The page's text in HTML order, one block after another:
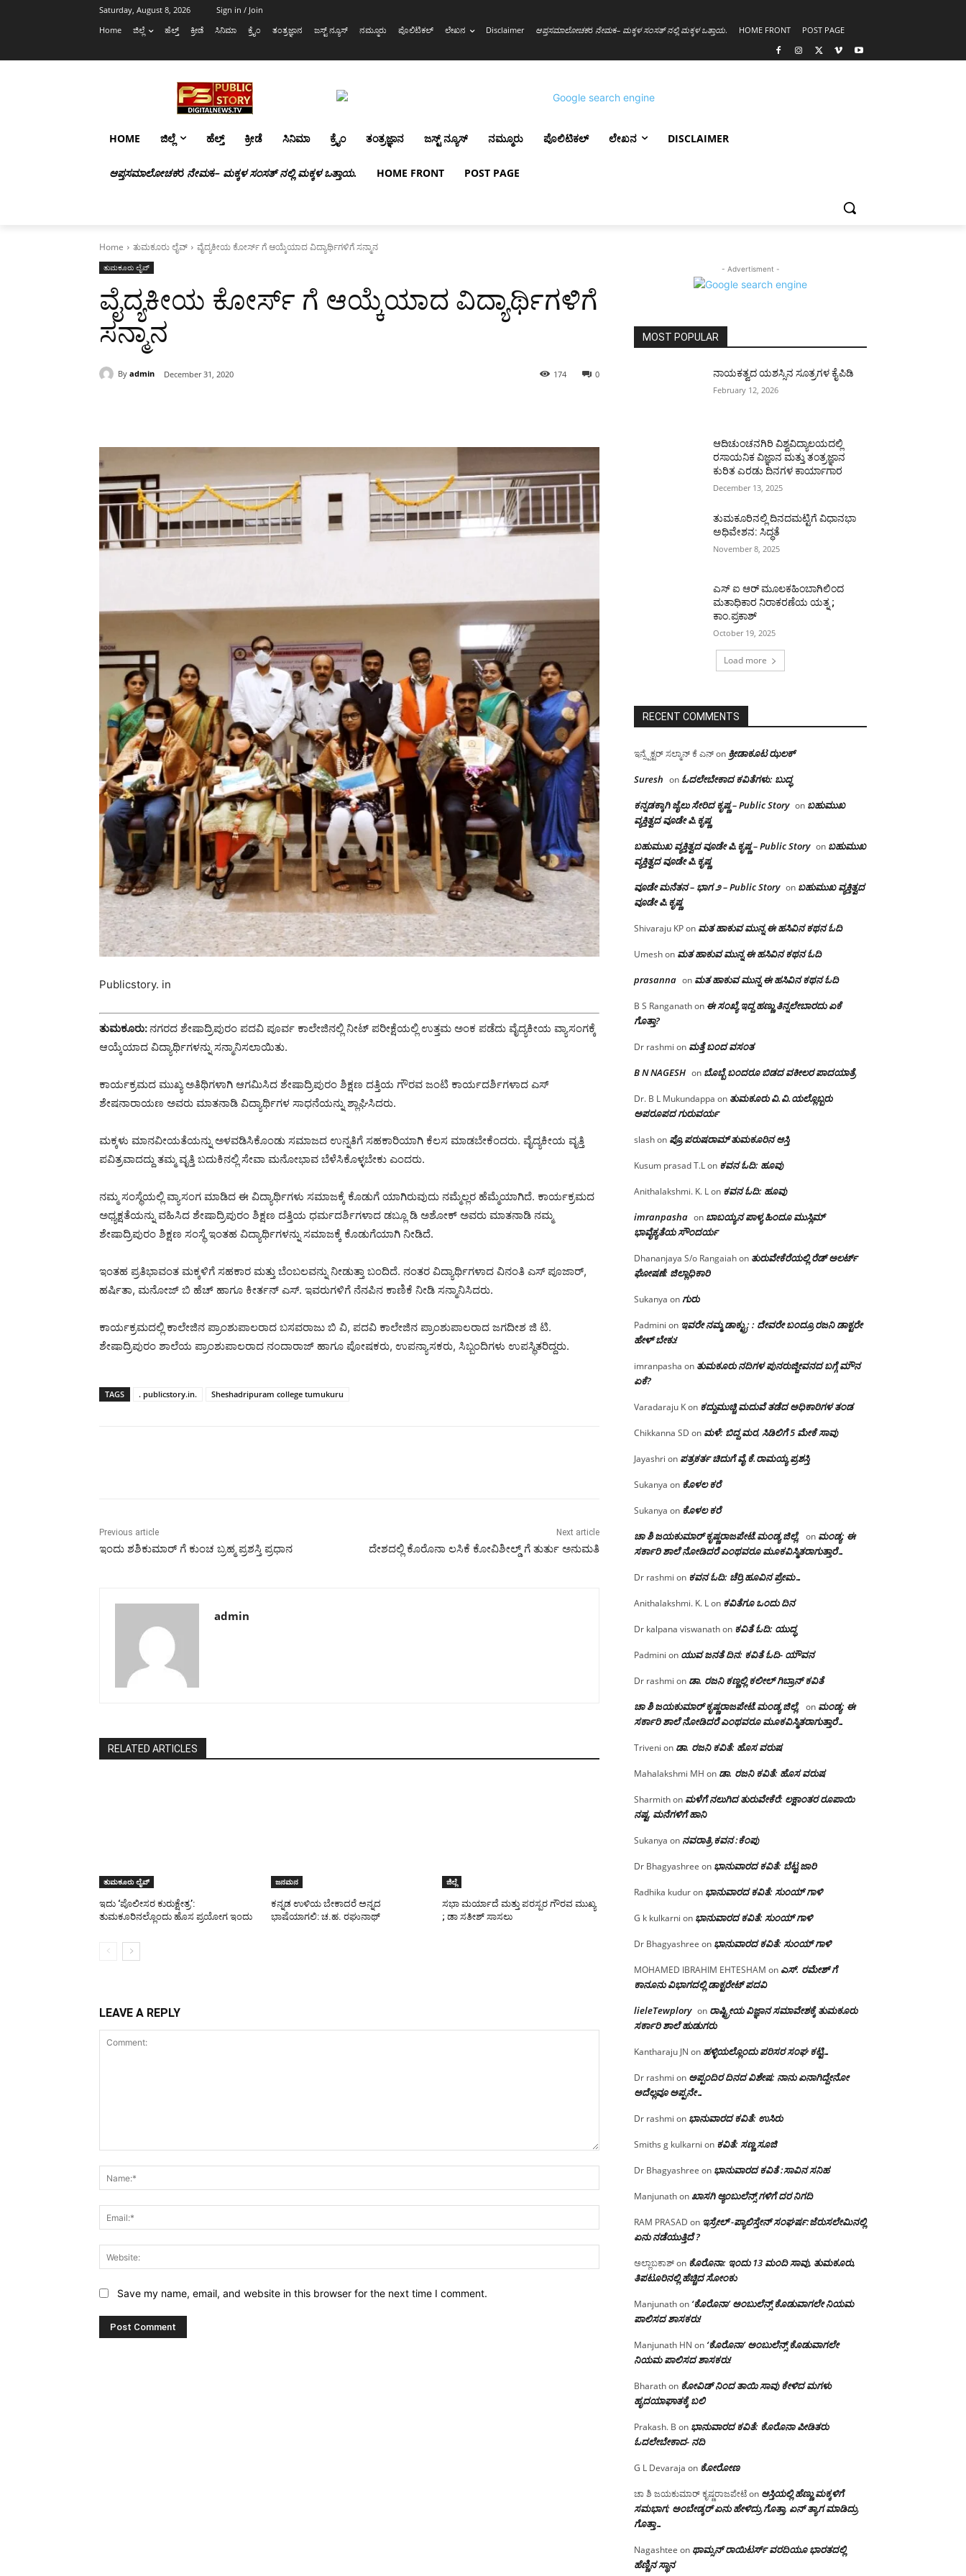
Saturday, August 8, 2026
Sign in / Join
Home
ಜಿಲ್ಲೆ ಹೆಲ್ತ್ ಕ್ರೀಡೆ ಸಿನಿಮಾ ಕ್ರೈಂ ತಂತ್ರಜ್ಞಾನ ಜಸ್ಟ್ ನ್ಯೂಸ್ ನಮ್ಮೂರು ಪೊಲಿಟಿಕಲ್ ಲೇಖನ Disclaimer ಆಪ್ತಸಮಾಲೋಚಕರ ನೇಮಕ– ಮಕ್ಕಳ ಸಂಸತ್ ನಲ್ಲಿ ಮಕ್ಕಳ ಒತ್ತಾಯ. HOME FRONT POST PAGE
HOME ಜಿಲ್ಲೆ ಹೆಲ್ತ್ ಕ್ರೀಡೆ ಸಿನಿಮಾ ಕ್ರೈಂ ತಂತ್ರಜ್ಞಾನ ಜಸ್ಟ್ ನ್ಯೂಸ್ ನಮ್ಮೂರು ಪೊಲಿಟಿಕಲ್ ಲೇಖನ DISCLAIMER
ಆಪ್ತಸಮಾಲೋಚಕರ ನೇಮಕ– ಮಕ್ಕಳ ಸಂಸತ್ ನಲ್ಲಿ ಮಕ್ಕಳ ಒತ್ತಾಯ. HOME FRONT POST PAGE
Home ತುಮಕೂರು ಲೈವ್ ವೈದ್ಯಕೀಯ ಕೋರ್ಸ್ ಗೆ ಆಯ್ಕೆಯಾದ ವಿದ್ಯಾರ್ಥಿಗಳಿಗೆ ಸನ್ಮಾನ
ತುಮಕೂರು ಲೈವ್
ವೈದ್ಯಕೀಯ ಕೋರ್ಸ್ ಗೆ ಆಯ್ಕೆಯಾದ ವಿದ್ಯಾರ್ಥಿಗಳಿಗೆ
ಸನ್ಮಾನ
By admin December 31, 2020 0
174
Publicstory. in
ತುಮಕೂರು:ನಗರದ ಶೇಷಾದ್ರಿಪುರಂ ಪದವಿ ಪೂರ್ವ ಕಾಲೇಜಿನಲ್ಲಿ ನೀಟ್ ಪರೀಕ್ಷೆಯಲ್ಲಿ ಉತ್ತಮ ಅಂಕ ಪಡೆದು ವೈದ್ಯಕೀಯ ವ್ಯಾಸಂಗಕ್ಕೆ
ಆಯ್ಕೆಯಾದ ವಿದ್ಯಾರ್ಥಿಗಳನ್ನು ಸನ್ಮಾನಿಸಲಾಯಿತು.
ಕಾರ್ಯಕ್ರಮದ ಮುಖ್ಯ ಅತಿಥಿಗಳಾಗಿ ಆಗಮಿಸಿದ ಶೇಷಾದ್ರಿಪುರಂ ಶಿಕ್ಷಣ ದತ್ತಿಯ ಗೌರವ ಜಂಟಿ ಕಾರ್ಯದರ್ಶಿಗಳಾದ ಎಸ್
ಶೇಷನಾರಾಯಣ ಅವರು ಮಾತನಾಡಿ ವಿದ್ಯಾರ್ಥಿಗಳ ಸಾಧನೆಯನ್ನು ಶ್ಲಾಘಿಸಿದರು.
ಮಕ್ಕಳು ಮಾನವೀಯತೆಯನ್ನು ಅಳವಡಿಸಿಕೊಂಡು ಸಮಾಜದ ಉನ್ನತಿಗೆ ಸಹಕಾರಿಯಾಗಿ ಕೆಲಸ ಮಾಡಬೇಕೆಂದರು. ವೈದ್ಯಕೀಯ ವೃತ್ತಿ
ಪವಿತ್ರವಾದದ್ದು ತಮ್ಮ ವೃತ್ತಿ ಬದುಕಿನಲ್ಲಿ ಸೇವಾ ಮನೋಭಾವ ಬೆಳೆಸಿಕೊಳ್ಳಬೇಕು‌ ಎಂದರು.
ನಮ್ಮ ಸಂಸ್ಥೆಯಲ್ಲಿ ವ್ಯಾಸಂಗ ಮಾಡಿದ ಈ ವಿದ್ಯಾರ್ಥಿಗಳು ಸಮಾಜಕ್ಕೆ ಕೊಡುಗೆ ಯಾಗಿರುವುದು ನಮ್ಮೆಲ್ಲರ ಹೆಮ್ಮೆಯಾಗಿದೆ. ಕಾರ್ಯಕ್ರಮದ
ಅಧ್ಯಕ್ಷತೆಯನ್ನು ವಹಿಸಿದ ಶೇಷಾದ್ರಿಪುರಂ ಶಿಕ್ಷಣ ದತ್ತಿಯ ಧರ್ಮದರ್ಶಿಗಳಾದ ಡಬ್ಲೂ ಡಿ ಅಶೋಕ್ ಅವರು ಮಾತನಾಡಿ ನಮ್ಮ
ಶೇಷಾದ್ರಿಪುರಂ ಶಿಕ್ಷಣ ಸಂಸ್ಥೆ ಇಂತಹ ವಿದ್ಯಾರ್ಥಿಗಳನ್ನು ಸಮಾಜಕ್ಕೆ ಕೊಡುಗೆಯಾಗಿ ನೀಡಿದೆ.
ಇಂತಹ ಪ್ರತಿಭಾವಂತ ಮಕ್ಕಳಿಗೆ ಸಹಕಾರ ಮತ್ತು‌ ಬೆಂಬಲವನ್ನು ನೀಡುತ್ತಾ ಬಂದಿದೆ. ನಂತರ ವಿದ್ಯಾರ್ಥಿಗಳಾದ ವಿನಂತಿ ಎಸ್ ಪೂಜಾರ್,
ಹರ್ಷಿತಾ, ಮನೋಜ್ ಬಿ ಹೆಚ್ ಹಾಗೂ ಕೀರ್ತನ್ ಎಸ್. ಇವರುಗಳಿಗೆ ನೆನಪಿನ ಕಾಣಿಕೆ ನೀಡಿ ಸನ್ಮಾನಿಸಿದರು.
ಕಾರ್ಯಕ್ರಮದಲ್ಲಿ ಕಾಲೇಜಿನ ಪ್ರಾಂಶುಪಾಲರಾದ ಬಸವರಾಜು ಬಿ ವಿ, ಪದವಿ ಕಾಲೇಜಿನ ಪ್ರಾಂಶುಪಾಲರಾದ ಜಗದೀಶ ಜಿ ಟಿ.
ಶೇಷಾದ್ರಿಪುರಂ ಶಾಲೆಯ ಪ್ರಾಂಶುಪಾಲರಾದ ನಂದಾರಾಜ್ ಹಾಗೂ ಪೋಷಕರು, ಉಪನ್ಯಾಸಕರು, ಸಿಬ್ಬಂದಿಗಳು ಉಪಸ್ಥಿತರಿದ್ದರು.
TAGS . publicstory.in. Sheshadripuram college tumukuru
Previous article
ಇಂದು ಶಶಿಕುಮಾರ್ ಗೆ ಕುಂಚ ಬ್ರಹ್ಮ ಪ್ರಶಸ್ತಿ ಪ್ರಧಾನ
Next article
ದೇಶದಲ್ಲಿ‌ ಕೊರೊನಾ ಲಸಿಕೆ‌ ಕೋವಿಶೀಲ್ಡ್ ಗೆ ತುರ್ತು ಅನುಮತಿ
admin
RELATED ARTICLES
ತುಮಕೂರು ಲೈವ್
ಇದು ‘ಪೊಲೀಸರ ಕುರುಕ್ಷೇತ್ರ’:
ತುಮಕೂರಿನಲ್ಲೊಂದು ಹೊಸ ಪ್ರಯೋಗ ಇಂದು
ಜನಮನ
ಕನ್ನಡ ಉಳಿಯ ಬೇಕಾದರೆ ಅನ್ನದ
ಭಾಷೆಯಾಗಲಿ: ಚ.ಹ. ರಘುನಾಥ್
ಜಿಲ್ಲೆ
ಸಭಾ ಮರ್ಯಾದೆ ಮತ್ತು ಪರಸ್ಪರ ಗೌರವ ಮುಖ್ಯ
; ಡಾ ಸತೀಶ್ ಸಾಸಲು
LEAVE A REPLY
Save my name, email, and website in this browser for the next time I comment.
- Advertisment -
MOST POPULAR
ನಾಯಕತ್ವದ ಯಶಸ್ಸಿನ ಸೂತ್ರಗಳ ಕೈಪಿಡಿ
February 12, 2026
ಆದಿಚುಂಚನಗಿರಿ ವಿಶ್ವವಿದ್ಯಾಲಯದಲ್ಲಿ
ರಸಾಯನಿಕ ವಿಜ್ಞಾನ ಮತ್ತು ತಂತ್ರಜ್ಞಾನ
ಕುರಿತ ಎರಡು ದಿನಗಳ ಕಾರ್ಯಾಗಾರ
December 13, 2025
ತುಮಕೂರಿನಲ್ಲಿ ದಿನದಮಟ್ಟಿಗೆ ವಿಧಾನಭಾ
ಅಧಿವೇಶನ: ಸಿದ್ಧತೆ
November 8, 2025
ಎಸ್ ಐ ಆರ್ ಮೂಲಕಹಿಂಬಾಗಿಲಿಂದ
ಮತಾಧಿಕಾರ ನಿರಾಕರಣೆಯ ಯತ್ನ ;
ಕಾಂ.ಪ್ರಕಾಶ್
October 19, 2025
Load more
RECENT COMMENTS
ಇನ್ಸ್ಪೆಕ್ಟರ್ ಸಲ್ಮಾನ್ ಕೆ ಎನ್on ಕ್ರೀಡಾಕೂಟ ಝಲಕ್
Suresh on ಓದಲೇಬೇಕಾದ‌ ಕವಿತೆಗಳು: ಬುದ್ಧ
ಕನ್ನಡಕ್ಕಾಗಿ ಜೈಲು ಸೇರಿದ ಕೃಷ್ಣ – Public Story on ಬಹುಮುಖ
ವ್ಯಕ್ತಿತ್ವದ ವೂಡೇ ಪಿ.ಕೃಷ್ಣ
ಬಹುಮುಖ ವ್ಯಕ್ತಿತ್ವದ ವೂಡೇ ಪಿ.ಕೃಷ್ಣ – Public Story on ಬಹುಮುಖ
ವ್ಯಕ್ತಿತ್ವದ ವೂಡೇ ಪಿ.ಕೃಷ್ಣ
ವೂಡೇ ಮನೆತನ – ಭಾಗ ೨ – Public Story on ಬಹುಮುಖ ವ್ಯಕ್ತಿತ್ವದ
ವೂಡೇ ಪಿ.ಕೃಷ್ಣ
Shivaraju KPon ಮತ ಹಾಕುವ ಮುನ್ನ ಈ ಹಸಿವಿನ ಕಥನ ಓದಿ
Umeshon ಮತ ಹಾಕುವ ಮುನ್ನ ಈ ಹಸಿವಿನ ಕಥನ ಓದಿ
prasanna on ಮತ ಹಾಕುವ ಮುನ್ನ ಈ ಹಸಿವಿನ ಕಥನ ಓದಿ
B S Ranganathon ಈ ಸಂಖ್ಯೆ ಇದ್ದ ಹಣ್ಣು ತಿನ್ನಲೇಬಾರದು ಏಕೆ
ಗೊತ್ತಾ?
Dr rashmi on ಮತ್ತೆ ಬಂದ ವಸಂತ
B N NAGESH on ಬೊಬ್ಬೆ ಬಂದರೂ ಬಿಡದ ವಕೀಲರ ಪಾದಯಾತ್ರೆ
Dr. B L Mukundappa on ತುಮಕೂರು‌ ವಿ.ವಿ.ಯಲ್ಲೊಬ್ಬರು
ಅಪರೂಪದ ಗುರುವರ್ಯ
slashon ಪ್ರೊ.ಪರುಷರಾಮ್ ತುಮಕೂರಿನ ಆಸ್ತಿ
Kusum prasad T.Lon ಕವನ ಓದಿ: ಹೂವು
Anithalakshmi. K. Lon ಕವನ ಓದಿ: ಹೂವು
imranpasha on ಬಾಬಯ್ಯನ ಪಾಳ್ಯ ಹಿಂದೂ ಮುಸ್ಲಿಮ್
ಭಾವೈಕ್ಯತೆಯ ಸೌಂದರ್ಯ
Dhananjaya S/o Rangaiahon ತುರುವೇಕೆರೆಯಲ್ಲಿ ರೆಡ್ ಅಲರ್ಟ್
ಘೋಷಣೆ: ಜಿಲ್ಲಾಧಿಕಾರಿ
Sukanya onಗುರು
Padmini on ಇವರೇ ನಮ್ಮ ಡಾಕ್ಟ್ರು; : ದೇವರೇ ಬಂದ್ರೂ ರಜನಿ ಡಾಕ್ಟರೇ
ಹೇಳ್ ಬೇಕು!
imranpasha on ತುಮಕೂರು ನದಿಗಳ ಪುನರುಜ್ಜೀವನದ ಬಗ್ಗೆ ಮೌನ
ಏಕೆ?
Varadaraju Kon ಕದ್ದುಮುಚ್ಚಿ ಮದುವೆ ತಡೆದ ಅಧಿಕಾರಿಗಳ ತಂಡ
Chikkanna SD on ಮಳೆ: ಬಿದ್ದ ಮರ, ಸಿಡಿಲಿಗೆ 5 ಮೇಕೆ ಸಾವು
Jayashri on ಪತ್ರಕರ್ತ ಚಿದುಗೆ ವೈ.ಕೆ.ರಾಮಯ್ಯ ಪ್ರಶಸ್ತಿ
Sukanya on ಕೊಳಲ ಕರೆ
Sukanya on ಕೊಳಲ ಕರೆ
ಚಾ ಶಿ ಜಯಕುಮಾರ್ ಕೃಷ್ಣರಾಜಪೇಟೆ.ಮಂಡ್ಯ ಜಿಲ್ಲೆ. on ಮಂಡ್ಯ: ಈ
ಸರ್ಕಾರಿ ಶಾಲೆ ನೋಡಿದರೆ ಎಂಥವರೂ ಮೂಕವಿಸ್ಮಿತರಾಗುತ್ತಾರೆ…
Dr rashmi on ಕವನ ಓದಿ: ಚೆರ್ರಿ ಹೂವಿನ ಪ್ರೇಮ…
Anithalakshmi. K. Lon ಕವಿತೆಗೂ ಒಂದು ದಿನ
Dr kalpana viswanathon ಕವಿತೆ ಓದಿ: ಯುದ್ಧ
Padmini on ಯುವ ಜನತೆ ದಿನ: ಕವಿತೆ ಓದಿ- ಯೌವನ
Dr rashmi on ಡಾ. ರಜನಿ‌ ಕಣ್ಣಲ್ಲಿ ಕಲೀಲ್ ಗಿಬ್ರಾನ್ ಕವಿತೆ
ಚಾ ಶಿ ಜಯಕುಮಾರ್ ಕೃಷ್ಣರಾಜಪೇಟೆ.ಮಂಡ್ಯ ಜಿಲ್ಲೆ. on ಮಂಡ್ಯ: ಈ
ಸರ್ಕಾರಿ ಶಾಲೆ ನೋಡಿದರೆ ಎಂಥವರೂ ಮೂಕವಿಸ್ಮಿತರಾಗುತ್ತಾರೆ…
Triveni on ಡಾ. ರಜನಿ ಕವಿತೆ: ಹೊಸ ವರುಷ
Mahalakshmi MH on ಡಾ. ರಜನಿ ಕವಿತೆ: ಹೊಸ ವರುಷ
Sharmithon ಮಳೆಗೆ ನಲುಗಿದ ತುರುವೇಕೆರೆ: ಲಕ್ಷಾಂತರ ರೂಪಾಯಿ
ನಷ್ಟ, ಮನೆಗಳಿಗೆ ಹಾನಿ
Sukanya on ನವರಾತ್ರಿ ಕವನ :ಕೆಂಪು
Dr Bhagyashree on ಭಾನುವಾರದ ಕವಿತೆ: ಬೆಟ್ಟ ಜಾರಿ
Radhika kuduron ಭಾನುವಾರದ ಕವಿತೆ: ಸುಂಯ್ ಗಾಳಿ
G k kulkarni on ಭಾನುವಾರದ ಕವಿತೆ: ಸುಂಯ್ ಗಾಳಿ
Dr Bhagyashree on ಭಾನುವಾರದ ಕವಿತೆ: ಸುಂಯ್ ಗಾಳಿ
MOHAMED IBRAHIM EHTESHAM on ಎಸ್. ರಮೇಶ್ ಗೆ
ಕಾನೂನು ವಿಭಾಗದಲ್ಲಿ ಡಾಕ್ಟರೇಟ್ ಪದವಿ
lieleTewplory on ರಾಷ್ಟ್ರೀಯ ವಿಜ್ಞಾನ ಸಮಾವೇಶಕ್ಕೆ‌ ತುಮಕೂರು
ಸರ್ಕಾರಿ ಶಾಲೆ ಹುಡುಗರು
Kantharaju JN on ಹಳ್ಳಿಯಲ್ಲೊಂದು ಪರಿಸರ ಸಂಘ ಕಟ್ಟಿ…
Dr rashmi on ಅಪ್ಪಂದಿರ ದಿನದ ವಿಶೇಷ: ನಾನು ಏನಾಗಿದ್ದೇನೋ‌
ಅದೆಲ್ಲವೂ ಅಪ್ಪನೇ…
Dr rashmi on ಭಾನುವಾರದ ಕವಿತೆ: ಉಸಿರು
Smiths g kulkarni on ಕವಿತೆ: ಸಣ್ಣ ಸೂಜಿ
Dr Bhagyashree on ಭಾನುವಾರದ ಕವಿತೆ :ಸಾವಿನ ಸನಿಹ
Manjunathonಖಾಸಗಿ ಆ್ಯಂಬುಲೆನ್ಸ್ ಗಳಿಗೆ ದರ ನಿಗದಿ
RAM PRASAD on ಇಸ್ರೇಲ್ -ಪ್ಯಾಲಿಸ್ತೇನ್ ಸಂಘರ್ಷ:ಜೆರುಸಲೇಮಿನಲ್ಲಿ
ಏನು ನಡೆಯುತ್ತಿದೆ ?
ಅಲ್ಲಾಬಕಾಶ್on ಕೊರೊನಾ: ಇಂದು 13 ಮಂದಿ ಸಾವು, ತುಮಕೂರು,
ತಿಪಟೂರಿನಲ್ಲಿ ಹೆಚ್ಚಿದ ಸೋಂಕು
Manjunathon ‘ಕೊರೊನಾ’ ಅಂಬುಲೆನ್ಸ್ ಕೊಡುವಾಗಲೇ ನಿಯಮ
ಪಾಲಿಸದ ಶಾಸಕರು!
Manjunath HN on ‘ಕೊರೊನಾ’ ಅಂಬುಲೆನ್ಸ್ ಕೊಡುವಾಗಲೇ
ನಿಯಮ ಪಾಲಿಸದ ಶಾಸಕರು!
Bharathon ಕೋವಿಡ್ ನಿಂದ ತಾಯಿ ಸಾವು ಕೇಳಿದ ಮಗಳು
ಹೃದಯಾಘಾತಕ್ಕೆ ಬಲಿ
Prakash. B on ಭಾನುವಾರದ ಕವಿತೆ: ಕೊರೊನಾ ಪೀಡಿತರು
ಓದಲೇಬೇಕಾದ- ನದಿ
G L Devaraja on ಕೋರೋಣ
ಚಾ ಶಿ ಜಯಕುಮಾರ್ ಕೃಷ್ಣರಾಜಪೇಟೆon ಆಸ್ತಿಯಲ್ಲಿ ಹೆಣ್ಣು ಮಕ್ಕಳಿಗೆ
ಸಮಭಾಗ; ಅಂಬೇಡ್ಕರ್ ಏನು ಹೇಳಿದ್ರು ಗೊತ್ತಾ, ಏನ್ ತ್ಯಾಗ ಮಾಡಿದ್ರು
ಗೊತ್ತಾ…
Nagashtee on ಥಾಮ್ಸನ್ ರಾಯಿಟರ್ಸ್ ವರದಿಯೂ ಭಾರತದಲ್ಲಿ
ಹೆಣ್ಣಿನ ಸ್ಥಾನ‌